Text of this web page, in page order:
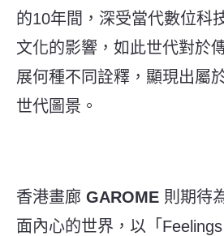
的10年間，深受當代數位科
文化的影響，如此世代對於
展何種不同詮釋，顯現出屬
世代圖景。
香港畫廊 GAROME 則期待
面內心的世界，以「